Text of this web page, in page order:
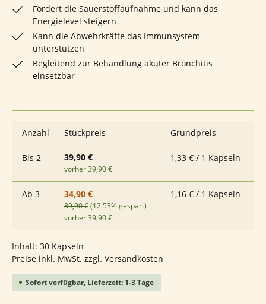
Fördert die Sauerstoffaufnahme und kann das
Energielevel steigern
Kann die Abwehrkräfte das Immunsystem
unterstützen
Begleitend zur Behandlung akuter Bronchitis
einsetzbar
Anzahl Stückpreis Grundpreis
Bis 2 39,90 €
vorher 39,90 €
1,33 € / 1 Kapseln
Ab 3 34,90 €
39,90 €(12.53% gespart)
vorher 39,90 €
1,16 € / 1 Kapseln
Inhalt: 30 Kapseln
Preise inkl. MwSt. zzgl. Versandkosten
Sofort verfügbar, Lieferzeit: 1-3 Tage